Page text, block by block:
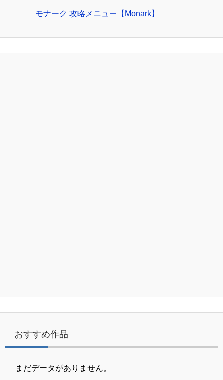
モナーク 攻略メニュー【Monark】
おすすめ作品
まだデータがありません。